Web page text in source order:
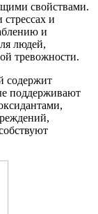
свойствами.
и
и
людей,
тревожности.
содержит
поддерживают